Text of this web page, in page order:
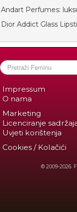
Andart Perfumes:
Dior Addict Glass
Impressum
O nama
Marketing
Licenciranje
Uvjeti korištenja
Cookies / Kolačići
© 2009-2026.